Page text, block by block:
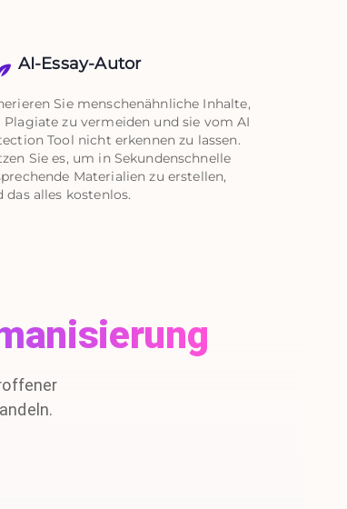
AI-Essay-Autor
Sie menschenähnliche Inhalte,
Plagiate zu vermeiden und sie vom AI
Tool nicht erkennen zu lassen.
Sie es, um in Sekundenschnelle
Materialien zu erstellen,
das alles kostenlos.